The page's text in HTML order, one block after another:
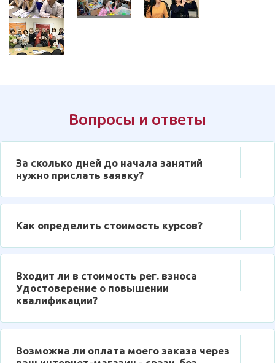
Вопросы и ответы
За сколько дней до начала занятий
нужно прислать заявку?
Как определить стоимость курсов?
Входит ли в стоимость рег. взноса
Удостоверение о повышении
квалификации?
Возможна ли оплата моего заказа через